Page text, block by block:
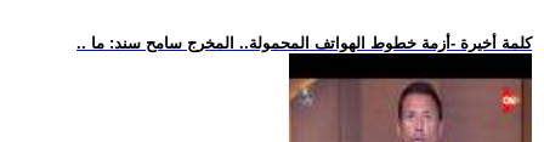
.. كلمة أخيرة -أزمة خطوط الهواتف المحمولة.. المخرج سامح سند: ما